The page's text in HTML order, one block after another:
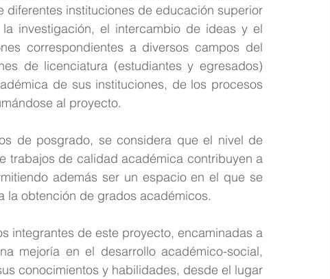
instituciones de educación superior
investigación, el intercambio de ideas y el
correspondientes a diversos campos del
de licenciatura (estudiantes y egresados)
de sus instituciones, de los procesos
al proyecto.
de posgrado, se considera que el nivel de
trabajos de calidad académica contribuyen a
además ser un espacio en el que se
la obtención de grados académicos.
integrantes de este proyecto, encaminadas a
mejoría en el desarrollo académico-social,
conocimientos y habilidades, desde el lugar